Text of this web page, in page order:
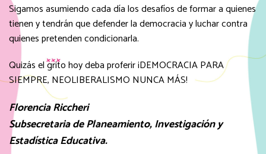
Sigamos asumiendo cada día los desafíos de formar a quienes
tienen y tendrán que defender la democracia y luchar contra
quienes pretenden condicionarla.
Quizás el grito hoy deba proferir ¡DEMOCRACIA PARA
SIEMPRE, NEOLIBERALISMO NUNCA MÁS!
Florencia Riccheri
Subsecretaria de Planeamiento, Investigación y
Estadística Educativa.